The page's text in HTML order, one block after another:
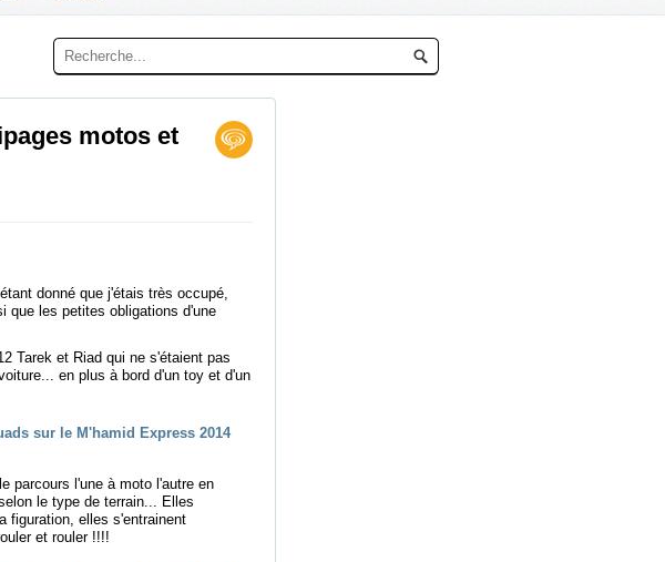
motos et
donné que j'étais très occupé,
que les petites obligations d'une
Tarek et Riad qui ne s'étaient pas
en plus à bord d'un toy et d'un
parcours l'une à moto l'autre en
le type de terrain... Elles
figuration, elles s'entrainent
et rouler !!!!